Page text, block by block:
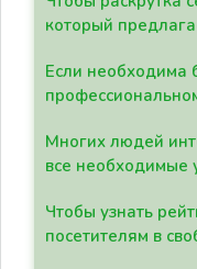
который
Если необходима
Многих людей
все необходимые
Чтобы узнать
посетителям в